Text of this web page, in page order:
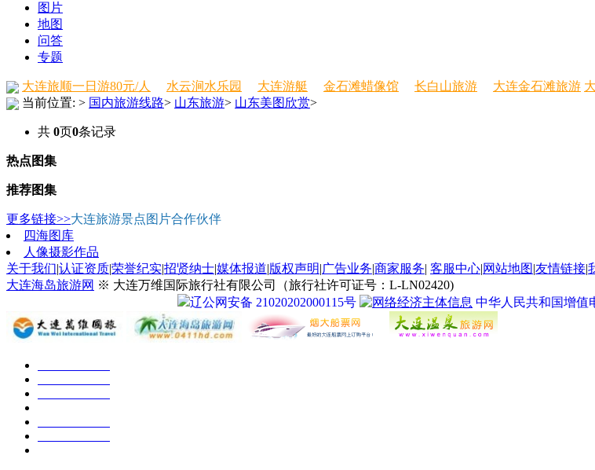
图片
地图
问答
专题
大连旅顺一日游80元/人 水云涧水乐园 大连游艇 金石滩蜡像馆 长白山旅游 大连金石滩旅游
当前位置: > 国内旅游线路> 山东旅游> 山东美图欣赏>
共 0页0条记录
热点图集
推荐图集
更多链接>>大连旅游景点图片合作伙伴
四海图库
人像摄影作品
关于我们|认证资质|荣誉纪实|招贤纳士|媒体报道|版权声明|广告业务|商家服务| 客服中心|网站地图|友情链接|
大连海岛旅游网 ※ 大连万维国际旅行社有限公司（旅行社许可证号：L-LN02420)
辽公网安备 21020202000115号
中华人民共和国增值